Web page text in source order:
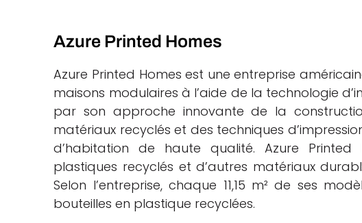
Azure Printed Homes
Azure Printed Homes est une entreprise
maisons modulaires à l’aide de la technologie
par son approche innovante de la
matériaux recyclés et des techniques
d’habitation de haute qualité. Azure Printed
plastiques recyclés et d’autres matériaux
Selon l’entreprise, chaque 11,15 m² de ses
bouteilles en plastique recyclées.